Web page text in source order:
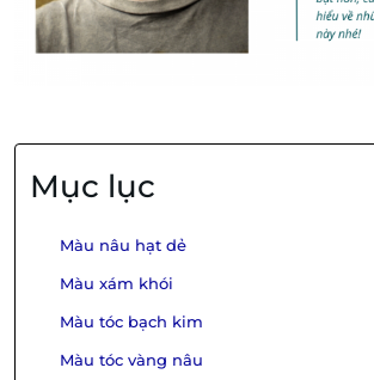
Mục lục
Màu nâu hạt dẻ
Màu xám khói
Màu tóc bạch kim
Màu tóc vàng nâu